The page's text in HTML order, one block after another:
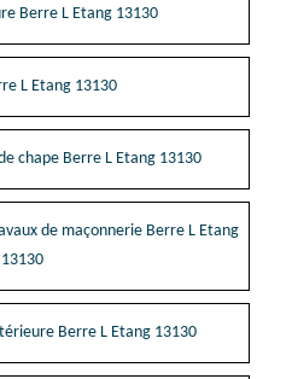
Berre L Etang 13130
L Etang 13130
chape Berre L Etang 13130
de maçonnerie Berre L Etang
13130
Berre L Etang 13130